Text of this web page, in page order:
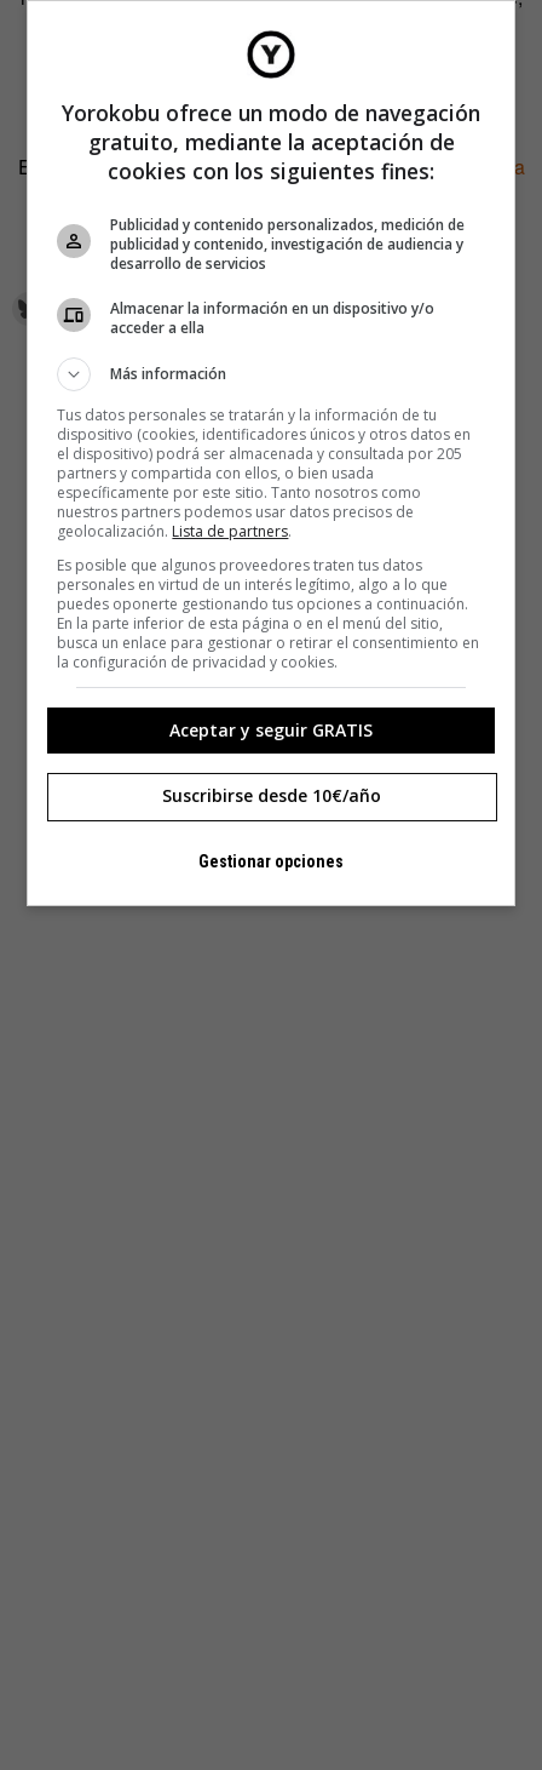
todos los creativos que me contactaron me dijeron que
habían sido avisados del anuncio por otras personas».
La campaña acaba de ser galardonada con un Clio.
Enlace relacionado:Un CV en Twitter estilo ‘Elige tu propia
Fuente:AdFreak
Yorokobu ofrece un modo de navegación
gratuito, mediante la aceptación de
cookies con los siguientes fines:
Publicidad y contenido personalizados, medición de
publicidad y contenido, investigación de audiencia y
desarrollo de servicios
Almacenar la información en un dispositivo y/o
acceder a ella
Más información
Tus datos personales se tratarán y la información de tu
dispositivo (cookies, identificadores únicos y otros datos en
el dispositivo) podrá ser almacenada y consultada por 205
partners y compartida con ellos, o bien usada
específicamente por este sitio. Tanto nosotros como
nuestros partners podemos usar datos precisos de
geolocalización. Lista de partners.
Es posible que algunos proveedores traten tus datos
personales en virtud de un interés legítimo, algo a lo que
puedes oponerte gestionando tus opciones a continuación.
En la parte inferior de esta página o en el menú del sitio,
busca un enlace para gestionar o retirar el consentimiento en
la configuración de privacidad y cookies.
Aceptar y seguir GRATIS
Suscribirse desde 10€/año
Gestionar opciones